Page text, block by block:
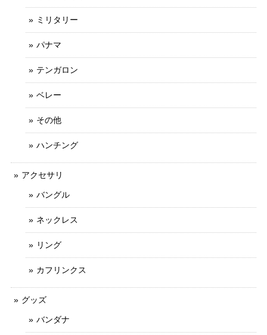
ミリタリー
パナマ
テンガロン
ベレー
その他
ハンチング
アクセサリ
バングル
ネックレス
リング
カフリンクス
グッズ
バンダナ